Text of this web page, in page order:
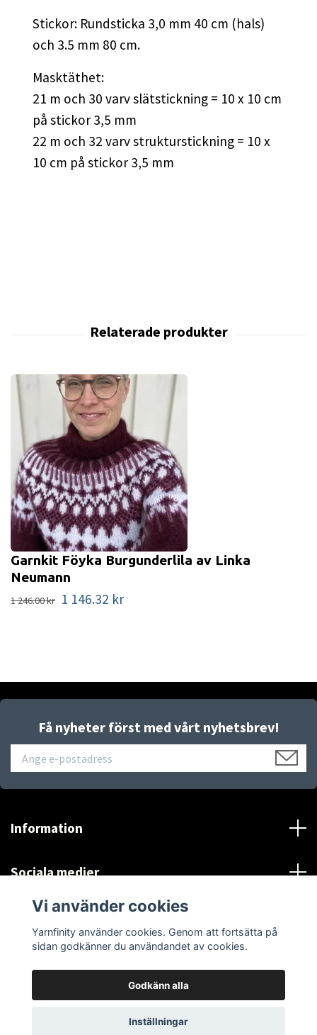
Stickor: Rundsticka 3,0 mm 40 cm (hals)
och 3.5 mm 80 cm.
Masktäthet:
21 m och 30 varv slätstickning = 10 x 10 cm
på stickor 3,5 mm
22 m och 32 varv strukturstickning = 10 x
10 cm på stickor 3,5 mm
Garnkit Föyka Burgunderlila av Linka
Neumann
1 246.00 kr 1 146.32 kr
Få nyheter först med vårt nyhetsbrev!
Information
Sociala medier
*Se Information och villkor
© 2026 Yarnfinity
Vi använder cookies
Yarnfinity använder cookies. Genom att fortsätta på
sidan godkänner du användandet av cookies.
Godkänn alla
Inställningar